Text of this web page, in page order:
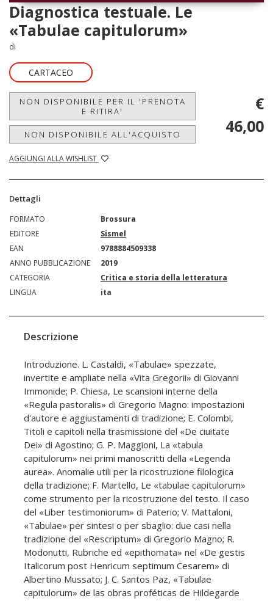
Diagnostica testuale. Le
«Tabulae capitulorum»
di
CARTACEO
NON DISPONIBILE PER IL 'PRENOTA
E RITIRA'
NON DISPONIBILE ALL'ACQUISTO
AGGIUNGI ALLA WISHLIST
€
46,00
Dettagli
FORMATO
Brossura
EDITORE
Sismel
EAN
9788884509338
ANNO PUBBLICAZIONE
2019
CATEGORIA
Critica e storia della letteratura
LINGUA
ita
Descrizione
Introduzione. L. Castaldi, «Tabulae» spezzate,
invertite e ampliate nella «Vita Gregorii» di Giovanni
Immonide; P. Chiesa, Le scansioni interne della
«Regula pastoralis» di Gregorio Magno: impostazioni
d'autore e aggiustamenti di tradizione; E. Colombi,
Titoli e capitoli nella trasmissione del «De ciuitate
Dei» di Agostino; G. P. Maggioni, La «tabula
capitulorum» nei primi manoscritti della «Legenda
aurea». Anomalie utili per la ricostruzione filologica
della tradizione; F. Martello, Le «tabulae capitulorum»
come strumento per la ricostruzione del testo. Il caso
del «Liber testimoniorum» di Paterio; V. Mattaloni,
«Tabulae» per sintesi o per sbaglio: due casi nella
tradizione del «Rescriptum» di Gregorio Magno; R.
Modonutti, Rubriche ed «epithomata» nel «De gestis
Italicorum post Henricum septimum Cesarem» di
Albertino Mussato; J. C. Santos Paz, «Tabulae
capitulorum» de las obras proféticas de Hildegarde